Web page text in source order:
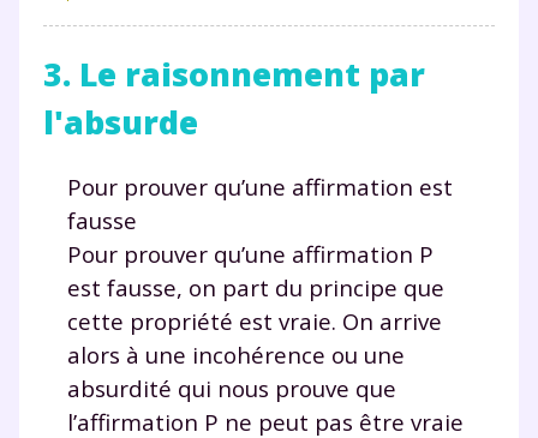
3. Le raisonnement par
l'absurde
Pour prouver qu’une affirmation est
fausse
Pour prouver qu’une affirmation P
est fausse, on part du principe que
cette propriété est vraie. On arrive
alors à une incohérence ou une
absurdité qui nous prouve que
l’affirmation P ne peut pas être vraie